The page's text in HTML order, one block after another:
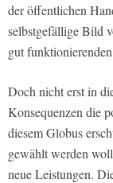
der öffentlichen
selbstgefällige Bild
gut
Doch nicht erst in
Konsequenzen die
diesem Globus
gewählt werden
neue Leistungen.